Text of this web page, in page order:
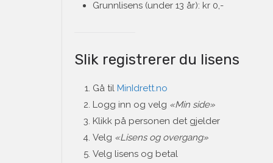
Grunnlisens (under 13 år): kr 0,-
Slik registrerer du lisens
Gå til MinIdrett.no
Logg inn og velg «Min side»
Klikk på personen det gjelder
Velg «Lisens og overgang»
Velg lisens og betal